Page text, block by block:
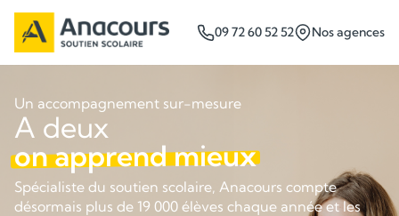
09 72 60 52 52 Nos agences
Un accompagnement sur-mesure
A deux
on apprend mieux
Spécialiste du soutien scolaire, Anacours compte
désormais plus de 19 000 élèves chaque année et les